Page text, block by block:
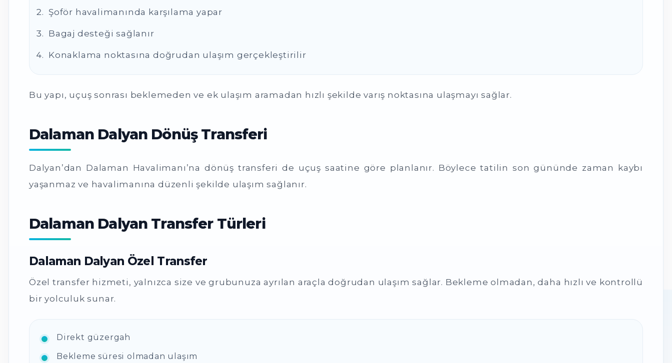
Şoför havalimanında karşılama yapar
Bagaj desteği sağlanır
Konaklama noktasına doğrudan ulaşım gerçekleştirilir
Bu yapı, uçuş sonrası beklemeden ve ek ulaşım aramadan hızlı şekilde varış noktasına ulaşmayı sağlar.
Dalaman Dalyan Dönüş Transferi
Dalyan’dan Dalaman Havalimanı’na dönüş transferi de uçuş saatine göre planlanır. Böylece tatilin son gününde zaman kaybı
yaşanmaz ve havalimanına düzenli şekilde ulaşım sağlanır.
Dalaman Dalyan Transfer Türleri
Dalaman Dalyan Özel Transfer
Özel transfer hizmeti, yalnızca size ve grubunuza ayrılan araçla doğrudan ulaşım sağlar. Bekleme olmadan, daha hızlı ve kontrollü
bir yolculuk sunar.
Direkt güzergah
Bekleme süresi olmadan ulaşım